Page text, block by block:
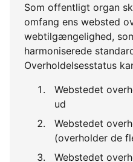
Som offentligt organ
omfang ens websted
webtilgængelighed,
harmoniserede
Overholdelsesstatus
Webstedet
ud
Webstedet
(overholder de
Webstedet